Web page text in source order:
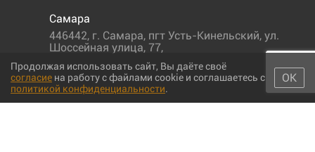
Самара
446442, г. Самара, пгт Усть-Кинельский, ул.
Шоссейная улица, 77,
Продолжая использовать сайт, Вы даёте своё
согласие на работу с файлами cookie и соглашаетесь с
политикой конфиденциальности.
ОК